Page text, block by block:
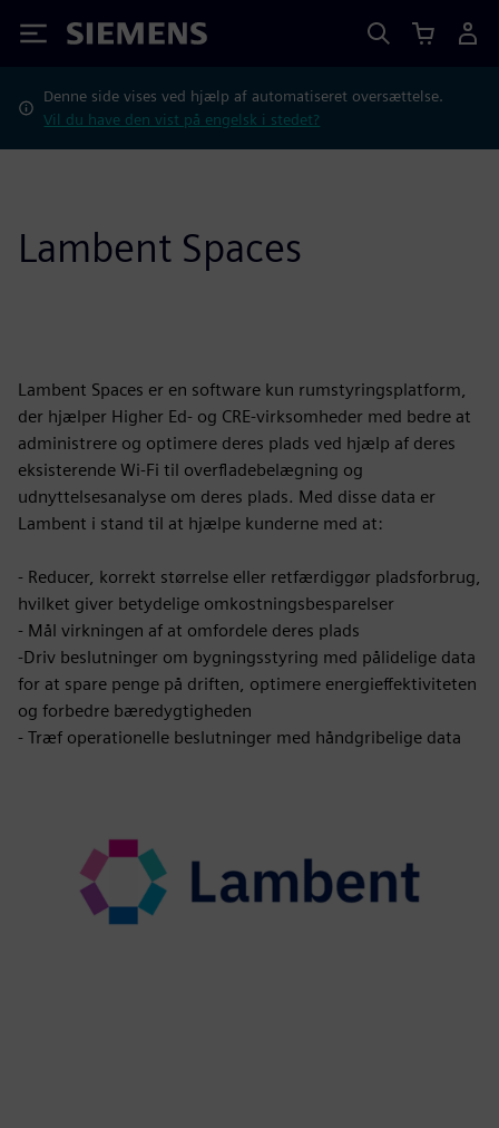
Siemens
Denne side vises ved hjælp af automatiseret oversættelse.
Vil du have den vist på engelsk i stedet?
Lambent Spaces
Lambent Spaces er en software kun rumstyringsplatform,
der hjælper Higher Ed- og CRE-virksomheder med bedre at
administrere og optimere deres plads ved hjælp af deres
eksisterende Wi-Fi til overfladebelægning og
udnyttelsesanalyse om deres plads. Med disse data er
Lambent i stand til at hjælpe kunderne med at:
- Reducer, korrekt størrelse eller retfærdiggør pladsforbrug,
hvilket giver betydelige omkostningsbesparelser
- Mål virkningen af at omfordele deres plads
-Driv beslutninger om bygningsstyring med pålidelige data
for at spare penge på driften, optimere energieffektiviteten
og forbedre bæredygtigheden
- Træf operationelle beslutninger med håndgribelige data